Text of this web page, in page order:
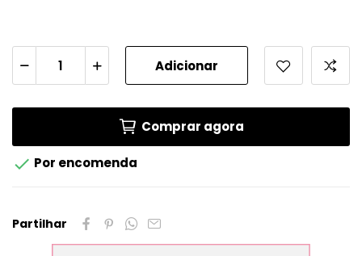
Adicionar
Comprar agora
 Por encomenda
Partilhar